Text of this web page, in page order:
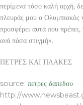
περίμενα τόσο καλή αρχή,
πλευράς μου ο Ολυμπιακός
προσφέρει αυτά που
ανά πάσα στιγμή».
ΠΕΤΡΕΣ ΚΑΙ ΠΛΑΚΕΣ
source: πετρες δαπεδου
http://